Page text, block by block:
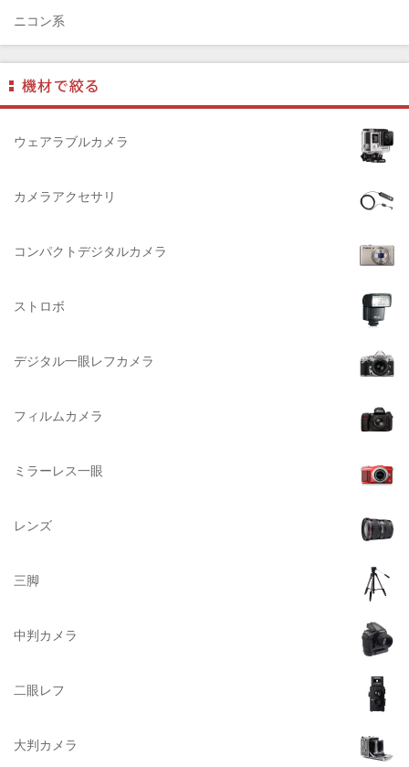
Dust-Off（ダストオフ）
DreamMaker（ドリームメーカー）
DNPフォトイメージング(ディーエヌピー)
DIGITALKING（デジタルキング）
diagnl（ダイアグナル）
Lowepro（ロープロ）
BURTON（バートン）
DELSEY（デルセー）
DEKO Elite（デコエリート）
Datacolor（データカラー）
A-POWER (エー・パワー)
ACQUAPAZZA（アクアパッツァ）
AGFA（アグフア）
ALPA（アルパ）
ニコン系
フジフィルム系
ペンタックス系
ライカ系
中判海外系
ウェアラブルカメラ
カメラアクセサリ
コンパクトデジタルカメラ
ストロボ
デジタル一眼レフカメラ
フィルムカメラ
ミラーレス一眼
レンズ
三脚
中判カメラ
二眼レフ
大判カメラ